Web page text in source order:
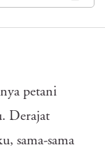
petani
Derajat
sama-sama